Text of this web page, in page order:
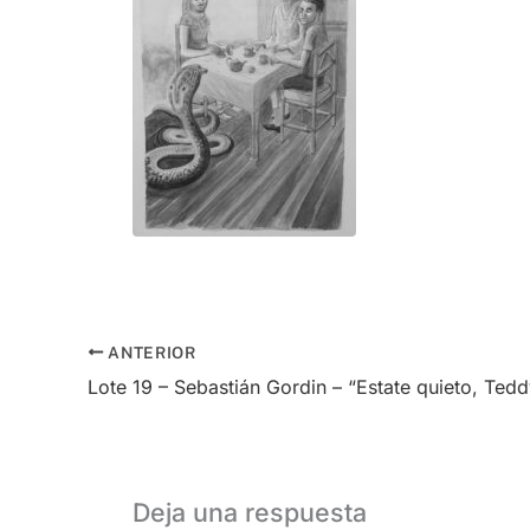
ANTERIOR
Lote 19 – Sebastián Gordin – “Estate quieto, Teddy. Conviene que
Deja una respuesta